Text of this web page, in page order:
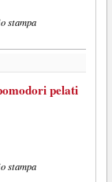
stampa
pelati
stampa